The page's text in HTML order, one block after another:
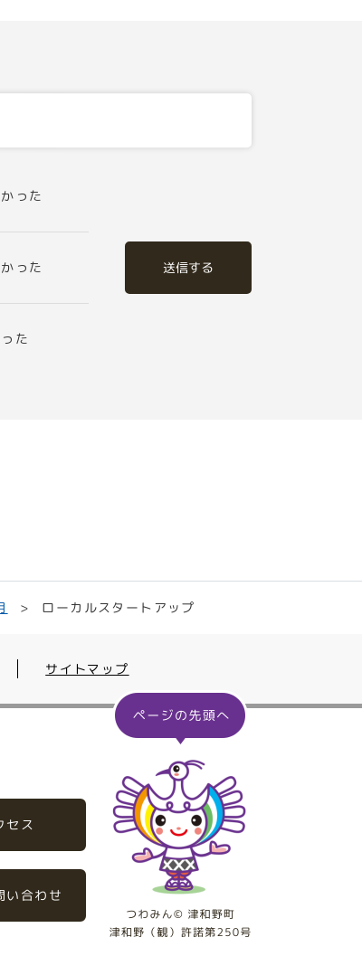
った
った
た
送信する
ローカルスタートアップ
サイトマップ
セス
い合わせ